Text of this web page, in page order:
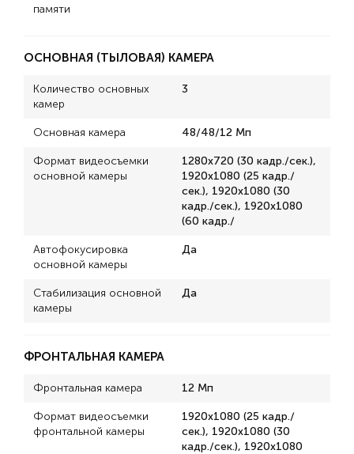
памяти
ОСНОВНАЯ (ТЫЛОВАЯ) КАМЕРА
Количество основных
камер
3
Основная камера 48/48/12 Мп
Формат видеосъемки
основной камеры
1280x720 (30 кадр./сек.),
1920x1080 (25 кадр./
сек.), 1920x1080 (30
кадр./сек.), 1920x1080
(60 кадр./
Автофокусировка
основной камеры
Да
Стабилизация основной
камеры
Да
ФРОНТАЛЬНАЯ КАМЕРА
Фронтальная камера 12 Мп
Формат видеосъемки
фронтальной камеры
1920x1080 (25 кадр./
сек.), 1920x1080 (30
кадр./сек.), 1920x1080